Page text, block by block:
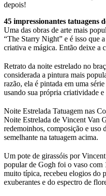
depois!
45 impressionantes tatuagens
Uma das obras de arte mais
“The Starry Night” e é isso que
criativa e mágica. Então deixe a
Retrato da noite estrelado no
considerada a pintura mais
razão, ela é pintada em uma
usando sua própria criatividade e
Noite Estrelada Tatuagem nas
Noite Estrelada de Vincent Van
redemoinhos, composição e uso
semelhante na tatuagem acima.
Um pote de girassóis por
popular de Gogh foi o vaso com
muito típica, recebeu elogios do
exuberantes e do espectro de